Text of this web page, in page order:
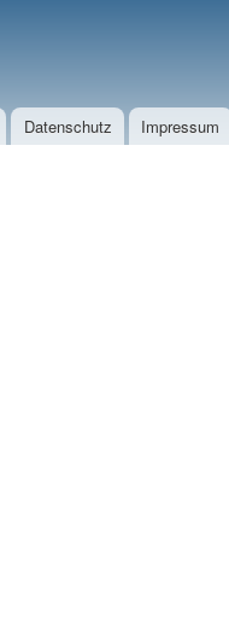
Datenschutz Impressum